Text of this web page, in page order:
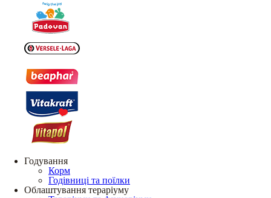
Годування
Корм
Годівниці та поїлки
Облаштування тераріуму